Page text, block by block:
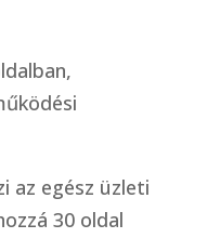
az egész üzleti
30 oldal